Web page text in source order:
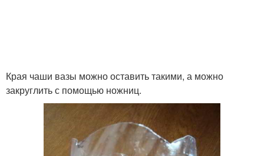
Края чаши вазы можно оставить такими, а можно
закруглить с помощью ножниц.